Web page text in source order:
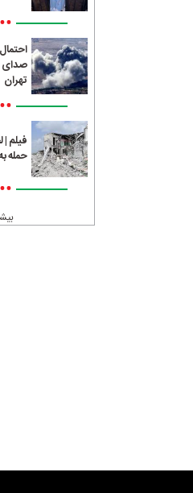
صدای
تهران
فیلم |
حمله